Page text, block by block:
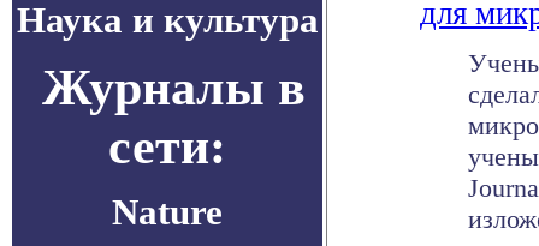
Наука и культура
Журналы в
сети:
Nature
для